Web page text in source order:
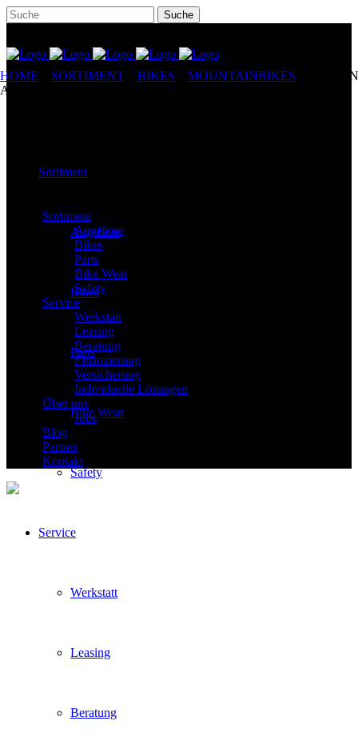
Sortiment
Angebote
Bikes
Parts
Bike Wear
Safety
Service
Werkstatt
Leasing
Beratung
Sortiment
Angebote
Bikes
Parts
Bike Wear
Safety
Service
Werkstatt
Leasing
Beratung
Finanzierung
Versicherung
Individuelle Lösungen
Über uns
Jobs
Blog
Partner
Kontakt
HOME SORTIMENT BIKES MOUNTAINBIKES
APPLEBEE GENERATION 1